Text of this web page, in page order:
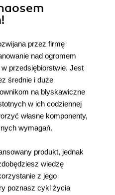
przez firmę
nad ogromem
przedsiębiorstwie. Jest
średnie i duże
na błyskawiczne
w ich codziennej
własne komponenty,
wymagań.
produkt, jednak
wiedzę
z jego
poznasz cykl życia